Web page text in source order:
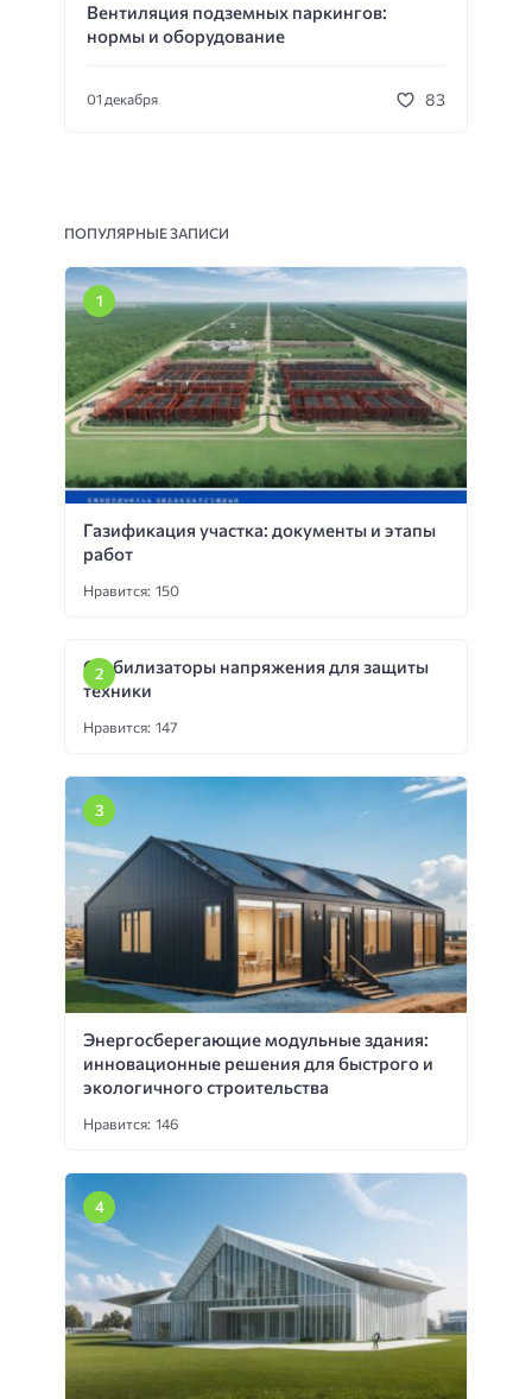
Вентиляция подземных паркингов:
нормы и оборудование
01 декабря 83
ПОПУЛЯРНЫЕ ЗАПИСИ
Газификация участка: документы и этапы
работ
Нравится: 150
Стабилизаторы напряжения для защиты
техники
Нравится: 147
Энергосберегающие модульные здания:
инновационные решения для быстрого и
экологичного строительства
Нравится: 146